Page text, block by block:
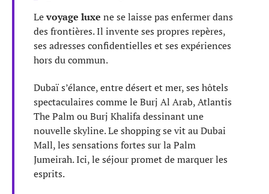
Levoyage luxe ne se laisse pas enfermer dans
des frontières. Il invente ses propres repères,
ses adresses confidentielles et ses expériences
hors du commun.
Dubaï s’élance, entre désert et mer, ses hôtels
spectaculaires comme le Burj Al Arab, Atlantis
The Palm ou Burj Khalifa dessinant une
nouvelle skyline. Le shopping se vit au Dubai
Mall, les sensations fortes sur la Palm
Jumeirah. Ici, le séjour promet de marquer les
esprits.